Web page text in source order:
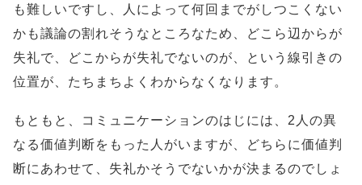
も難しいですし、人によって何回までがしつこくない
かも議論の割れそうなところなため、どこら辺からが
失礼で、どこからが失礼でないのが、という線引きの
位置が、たちまちよくわからなくなります。
もともと、コミュニケーションのはじには、2人の異
なる価値判断をもった人がいますが、どちらに価値判
断にあわせて、失礼かそうでないかが決まるのでしょ